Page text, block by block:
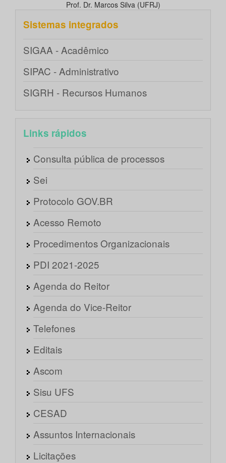
Prof. Dr. Marcos Silva (UFRJ)
Sistemas integrados
SIGAA - Acadêmico
SIPAC - Administrativo
SIGRH - Recursos Humanos
Links rápidos
Consulta pública de processos
Sei
Protocolo GOV.BR
Acesso Remoto
Procedimentos Organizacionais
PDI 2021-2025
Agenda do Reitor
Agenda do Vice-Reitor
Telefones
Editais
Ascom
Sisu UFS
CESAD
Assuntos Internacionais
Licitações